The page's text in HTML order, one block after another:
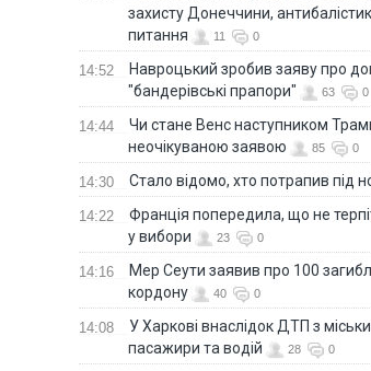
захисту Донеччини,
питання
11 0
14:52
Навроцький зробив заяву про
"бандерівські прапори"
63 0
14:44
Чи стане Венс наступником
неочікуваною заявою
85 0
14:30 Стало відомо, хто потрапив під
14:22
Франція попередила, що не
у вибори
23 0
14:16
Мер Сеути заявив про 100
кордону
40 0
14:08
У Харкові внаслідок ДТП з
пасажири та водій
28 0